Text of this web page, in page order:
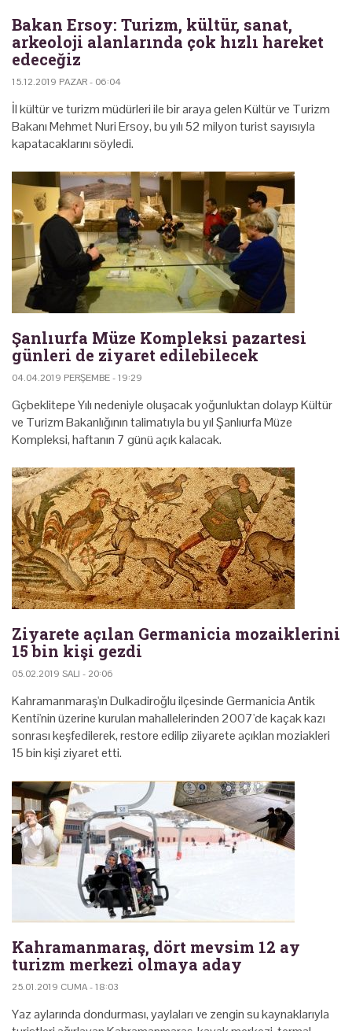
Bakan Ersoy: Turizm, kültür, sanat,
arkeoloji alanlarında çok hızlı hareket
edeceğiz
15.12.2019 PAZAR - 06:04
İl kültür ve turizm müdürleri ile bir araya gelen Kültür ve Turizm
Bakanı Mehmet Nuri Ersoy, bu yılı 52 milyon turist sayısıyla
kapatacaklarını söyledi.
Şanlıurfa Müze Kompleksi pazartesi
günleri de ziyaret edilebilecek
04.04.2019 PERŞEMBE - 19:29
Gçbeklitepe Yılı nedeniyle oluşacak yoğunluktan dolayp Kültür
ve Turizm Bakanlığının talimatıyla bu yıl Şanlıurfa Müze
Kompleksi, haftanın 7 günü açık kalacak.
Ziyarete açılan Germanicia mozaiklerini
15 bin kişi gezdi
05.02.2019 SALI - 20:06
Kahramanmaraş'ın Dulkadiroğlu ilçesinde Germanicia Antik
Kenti'nin üzerine kurulan mahallelerinden 2007'de kaçak kazı
sonrası keşfedilerek, restore edilip ziiyarete açıklan moziakleri
15 bin kişi ziyaret etti.
Kahramanmaraş, dört mevsim 12 ay
turizm merkezi olmaya aday
25.01.2019 CUMA - 18:03
Yaz aylarında dondurması, yaylaları ve zengin su kaynaklarıyla